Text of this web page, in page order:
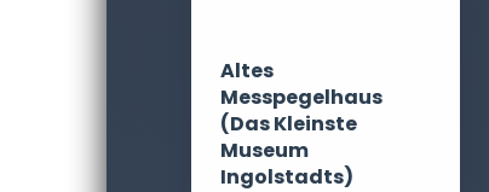
Altes
Messpegelhaus
(Das Kleinste
Museum
Ingolstadts)